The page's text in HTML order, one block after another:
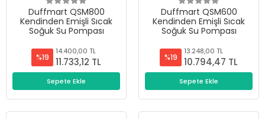
Duffmart QSM800
Kendinden Emişli Sıcak
Soğuk Su Pompası
%19
14.400,00 TL
11.733,12 TL
Sepete Ekle
Duffmart QSM600
Kendinden Emişli Sıcak
Soğuk Su Pompası
%19
13.248,00 TL
10.794,47 TL
Sepete Ekle